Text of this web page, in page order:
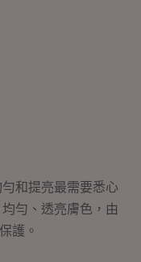
和提亮最需要悉心
勻、透亮膚色，由
護。